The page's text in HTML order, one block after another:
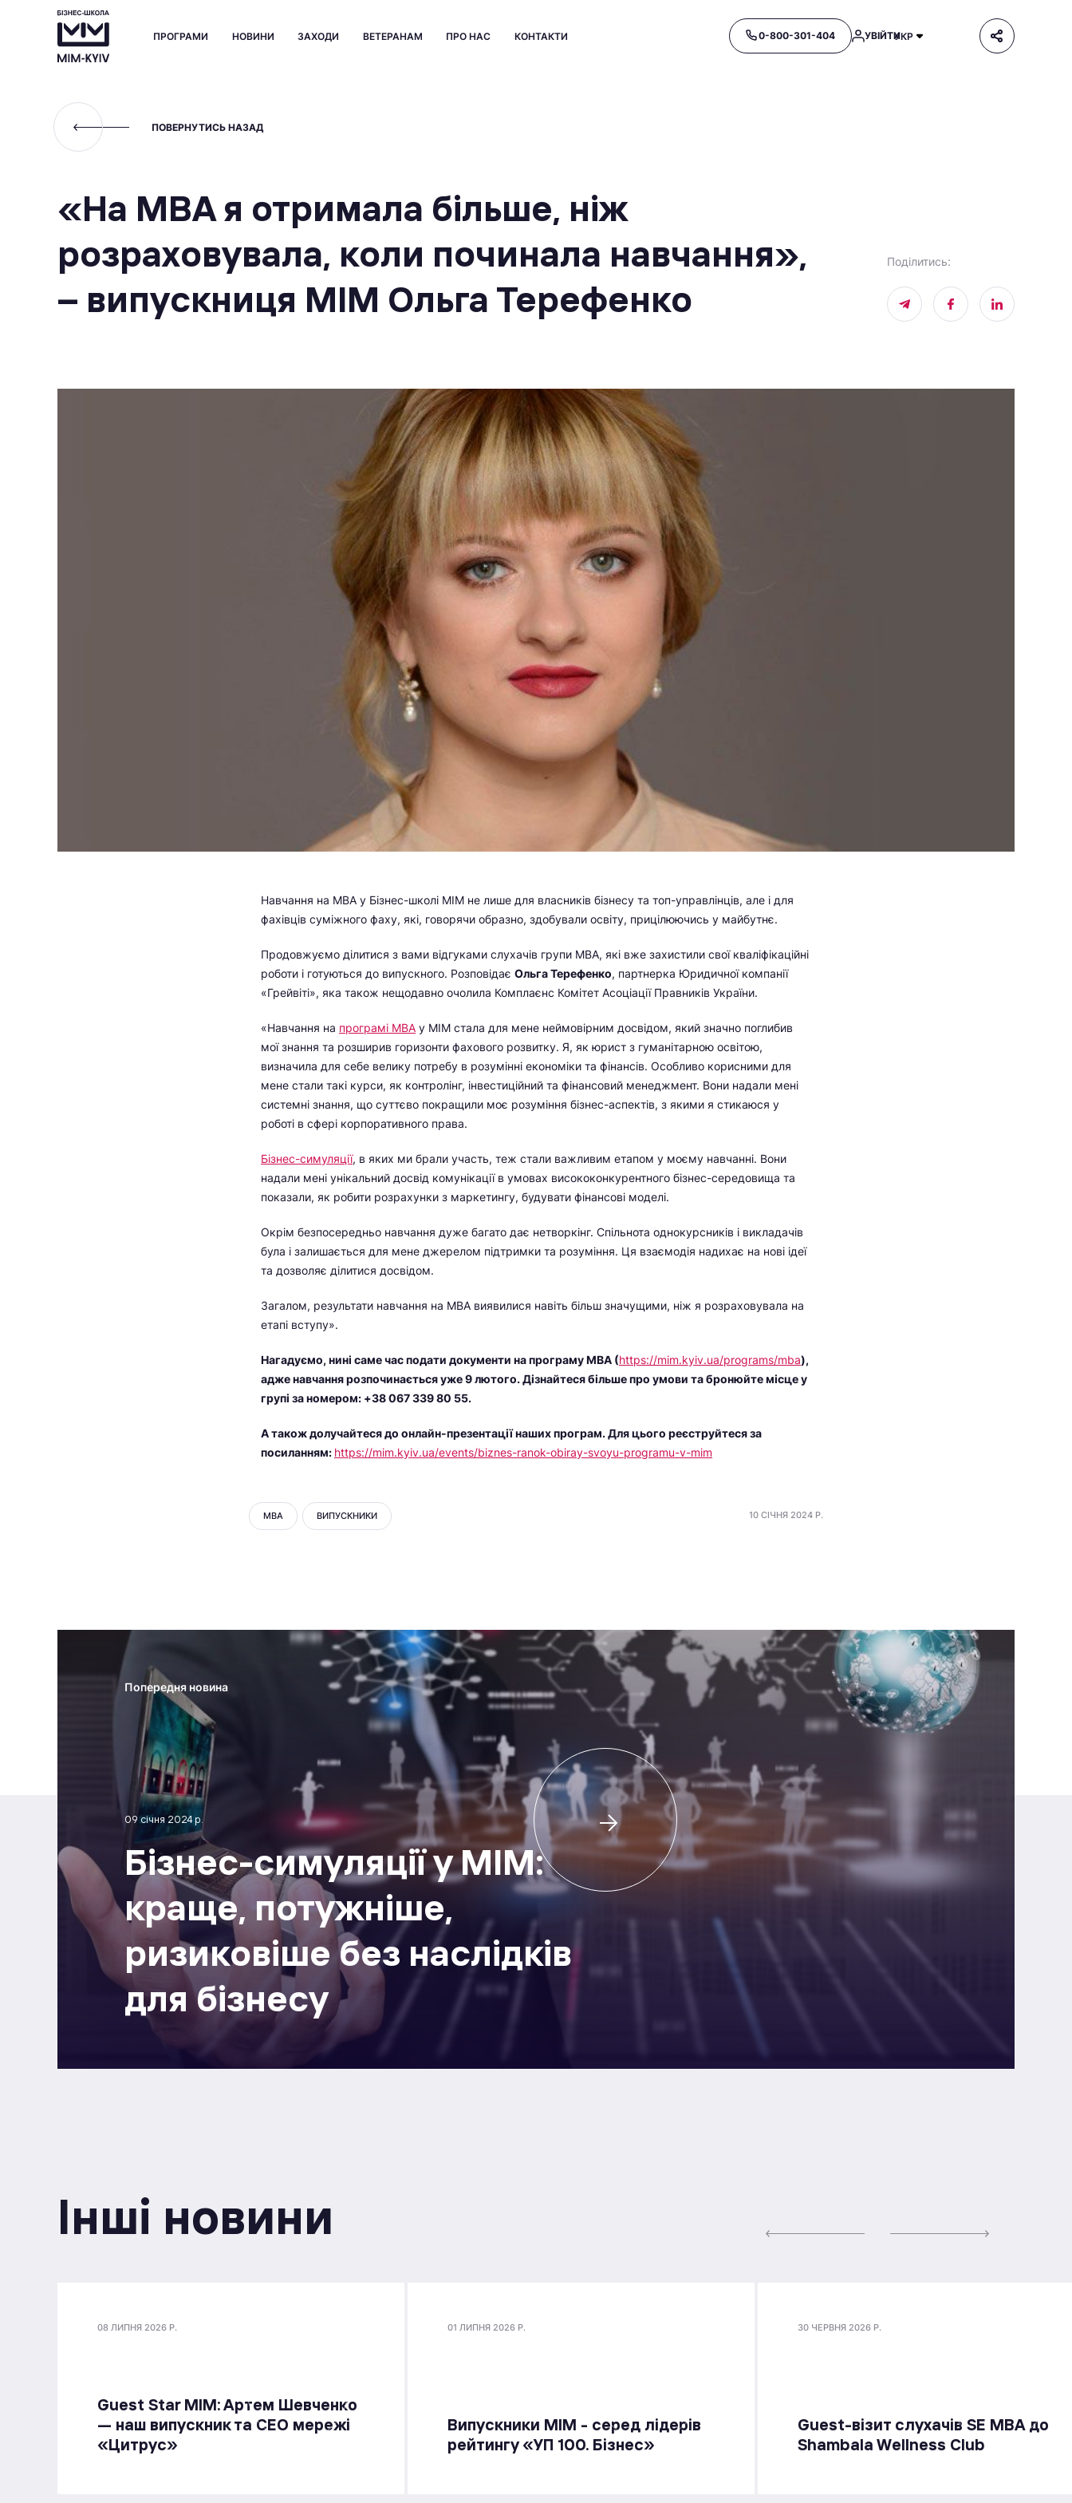
ПРОГРАМИ НОВИНИ ЗАХОДИ ВЕТЕРАНАМ ПРО НАС КОНТАКТИ 0-800-301-404 УВІЙТИУКР
ПОВЕРНУТИСЬ НАЗАД
«На МВА я отримала більше, ніж
розраховувала, коли починала навчання»,
– випускниця МІМ Ольга Терефенко
Поділитись:
Навчання на МВА у Бізнес-школі МІМ не лише для власників бізнесу та топ-управлінців, але і для
фахівців суміжного фаху, які, говорячи образно, здобували освіту, прицілюючись у майбутнє.
Продовжуємо ділитися з вами відгуками слухачів групи МВА, які вже захистили свої кваліфікаційні
роботи і готуються до випускного. Розповідає Ольга Терефенко, партнерка Юридичної компанії
«Грейвіті», яка також нещодавно очолила Комплаєнс Комітет Асоціації Правників України.
«Навчання на програмі МВА у МІМ стала для мене неймовірним досвідом, який значно поглибив
мої знання та розширив горизонти фахового розвитку. Я, як юрист з гуманітарною освітою,
визначила для себе велику потребу в розумінні економіки та фінансів. Особливо корисними для
мене стали такі курси, як контролінг, інвестиційний та фінансовий менеджмент. Вони надали мені
системні знання, що суттєво покращили моє розуміння бізнес-аспектів, з якими я стикаюся у
роботі в сфері корпоративного права.
Бізнес-симуляції, в яких ми брали участь, теж стали важливим етапом у моєму навчанні. Вони
надали мені унікальний досвід комунікації в умовах висококонкурентного бізнес-середовища та
показали, як робити розрахунки з маркетингу, будувати фінансові моделі.
Окрім безпосередньо навчання дуже багато дає нетворкінг. Спільнота однокурсників і викладачів
була і залишається для мене джерелом підтримки та розуміння. Ця взаємодія надихає на нові ідеї
та дозволяє ділитися досвідом.
Загалом, результати навчання на МВА виявилися навіть більш значущими, ніж я розраховувала на
етапі вступу».
Нагадуємо, нині саме час подати документи на програму МВА (https://mim.kyiv.ua/programs/mba),
адже навчання розпочинається уже 9 лютого. Дізнайтеся більше про умови та бронюйте місце у
групі за номером: +38 067 339 80 55.
А також долучайтеся до онлайн-презентації наших програм. Для цього реєструйтеся за
посиланням: https://mim.kyiv.ua/events/biznes-ranok-obiray-svoyu-programu-v-mim
MBA ВИПУСКНИКИ 10 СІЧНЯ 2024 Р.
Попередня новина
09 січня 2024 р.
Бізнес-симуляції у МІМ:
краще, потужніше,
ризиковіше без наслідків
для бізнесу
Інші новини
08 ЛИПНЯ 2026 Р.
Guest Star МІМ: Артем Шевченко
— наш випускник та СЕО мережі
«Цитрус»
01 ЛИПНЯ 2026 Р.
Випускники МІМ - серед лідерів
рейтингу «УП 100. Бізнес»
30 ЧЕРВНЯ 2026 Р.
Guest-візит слухачів SE MBA до
Shambala Wellness Club